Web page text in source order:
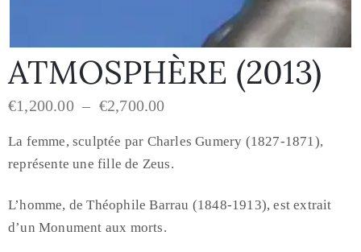
ATMOSPHÈRE (2013)
€1,200.00 – €2,700.00
La femme, sculptée par Charles Gumery (1827-1871),
représente une fille de Zeus.
L’homme, de Théophile Barrau (1848-1913), est extrait
d’un Monument aux morts.